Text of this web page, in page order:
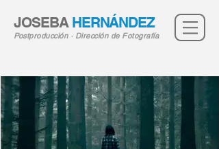
JOSEBA HERNÁNDEZ
Postproducción · Dirección de Fotografía